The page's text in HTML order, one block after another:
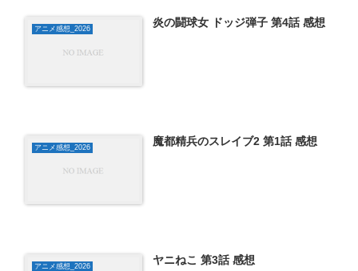
アニメ感想_2026 炎の闘球女 ドッジ弾子 第4話 感想
アニメ感想_2026 魔都精兵のスレイブ2 第1話 感想
アニメ感想_2026 ヤニねこ 第3話 感想